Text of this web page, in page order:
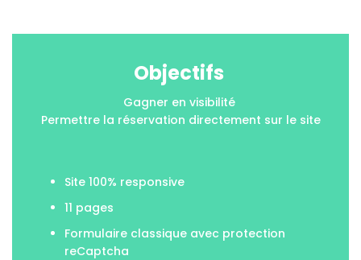
Objectifs
Gagner en visibilité
Permettre la réservation directement sur le site
Site 100% responsive
11 pages
Formulaire classique avec protection
reCaptcha